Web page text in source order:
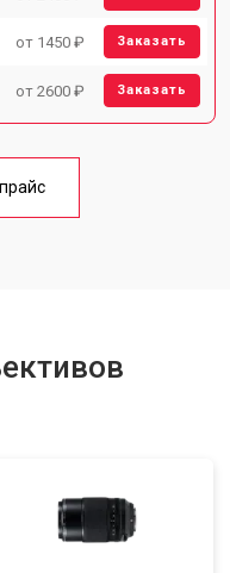
от 1450 ₽ Заказать
от 2600 ₽ Заказать